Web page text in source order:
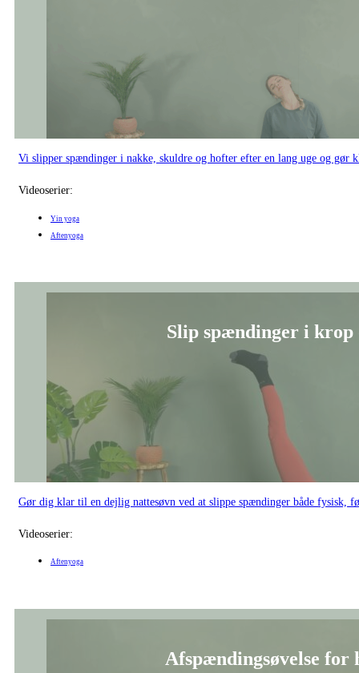
Vi slipper spændinger i nakke, skuldre og hofter efter en lang uge og
Videoserier:
Yin yoga
Aftenyoga
Slip spændinger i krop
Gør dig klar til en dejlig nattesøvn ved at slippe spændinger både fysisk,
Videoserier:
Aftenyoga
Afspændingsøvelse for